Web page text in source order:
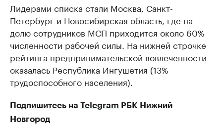
Лидерами списка стали Москва, Санкт-
Петербург и Новосибирская область, где на
долю сотрудников МСП приходится около 60%
численности рабочей силы. На нижней строчке
рейтинга предпринимательской вовлеченности
оказалась Республика Ингушетия (13%
трудоспособного населения).
Подпишитесь на Telegram РБК Нижний
Новгород